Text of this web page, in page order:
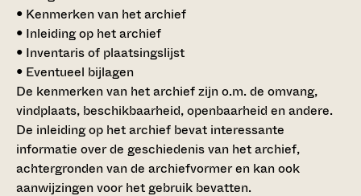
• Kenmerken van het archief
• Inleiding op het archief
• Inventaris of plaatsingslijst
• Eventueel bijlagen
De kenmerken van het archief zijn o.m. de omvang,
vindplaats, beschikbaarheid, openbaarheid en andere.
De inleiding op het archief bevat interessante
informatie over de geschiedenis van het archief,
achtergronden van de archiefvormer en kan ook
aanwijzingen voor het gebruik bevatten.